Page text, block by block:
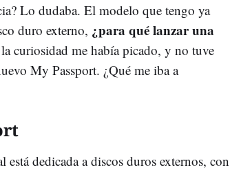
Lo dudaba. El modelo que tengo ya
duro externo, ¿para qué lanzar una
curiosidad me había picado, y no tuve
My Passport. ¿Qué me iba a
dedicada a discos duros externos, con